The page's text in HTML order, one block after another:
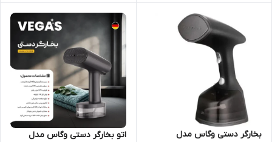
بخارگر دستی وگاس مدل
اتو بخارگر دستی وگاس مدل